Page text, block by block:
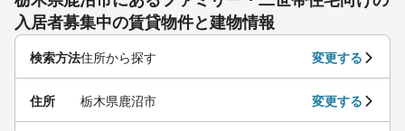
入居者募集中の賃貸物件と建物情報
検索方法住所から探す 変更する
住所 栃木県鹿沼市 変更する